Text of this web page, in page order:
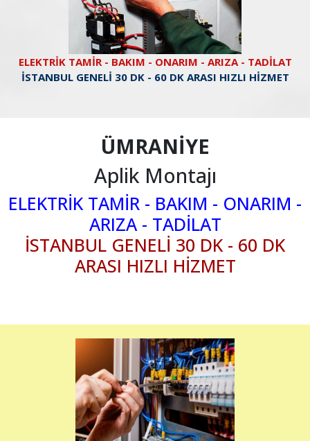
ELEKTRİK TAMİR - BAKIM - ONARIM - ARIZA - TADİLAT
İSTANBUL GENELİ 30 DK - 60 DK ARASI HIZLI HİZMET
ÜMRANİYE
Aplik Montajı
ELEKTRİK TAMİR - BAKIM - ONARIM -
ARIZA - TADİLAT
İSTANBUL GENELİ 30 DK - 60 DK
ARASI HIZLI HİZMET